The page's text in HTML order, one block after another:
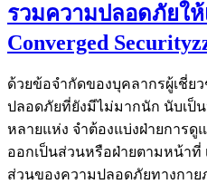
รวมความปลอดภัยใ
Converged
ด้วยข้อจำกัดของบุคลากรผู้เชี่
ปลอดภัยที่ยังมีไม่มากนัก นับเป็
หลายแห่ง จำต้องแบ่งฝ่ายการ
ออกเป็นส่วนหรือฝ่ายตามหน้าที่
ส่วนของความปลอดภัยทางกา